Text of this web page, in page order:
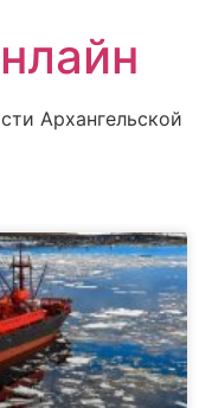
Архангельской